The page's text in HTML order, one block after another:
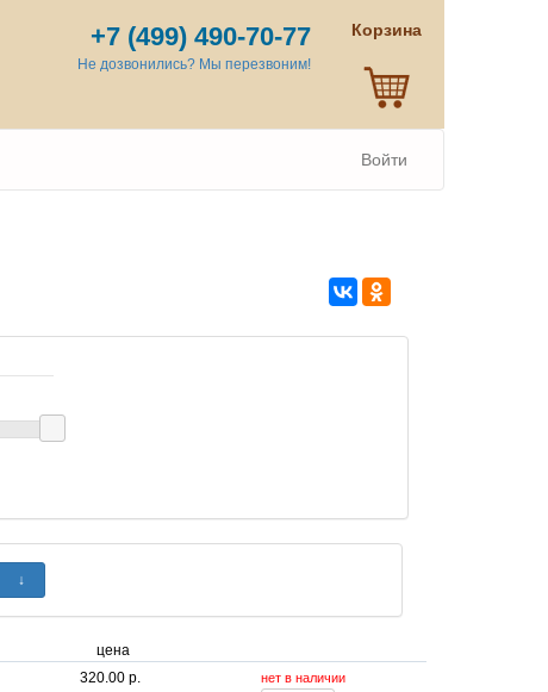
+7 (499) 490-70-77
Не дозвонились? Мы перезвоним!
Корзина
Войти
цена
320.00 р. нет в наличии